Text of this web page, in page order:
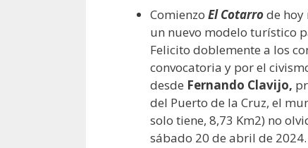
Comienzo El Cotarrode hoy
un nuevo modelo turístico
Felicito doblemente a los
convocatoria y por el
desde Fernando Clavijo,
del Puerto de la Cruz, el
solo tiene, 8,73 Km2) no
sábado 20 de abril de